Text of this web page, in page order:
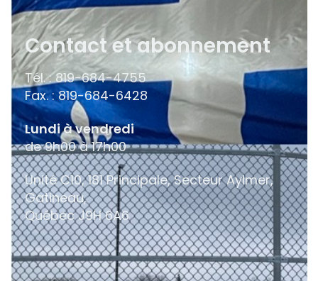
Contact et abonnement
Tél. : 819-684-4755
Fax. : 819-684-6428
Lundi à vendredi
de 9h00 à 17h00
Unité C10, 181 Principale, Secteur Aylmer,
Gatineau,
QuébecJ9H 6A6